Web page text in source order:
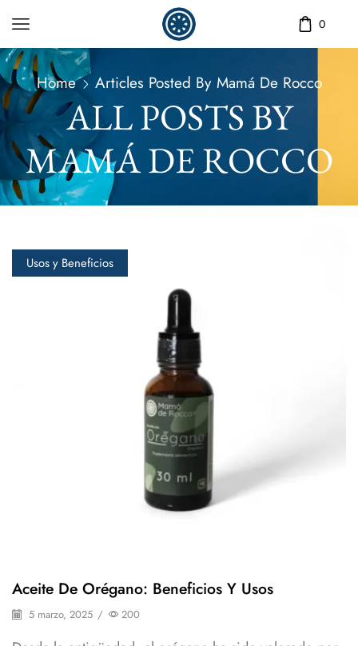
0
Home Articles Posted By Mamá De Rocco
ALL POSTS BY
MAMÁ DE ROCCO
Usos y Beneficios
Aceite De Orégano: Beneficios Y Usos
5 marzo, 2025 / 200